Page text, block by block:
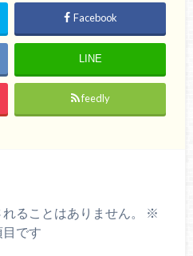
Facebook
LINE
feedly
ることはありません。
※
です